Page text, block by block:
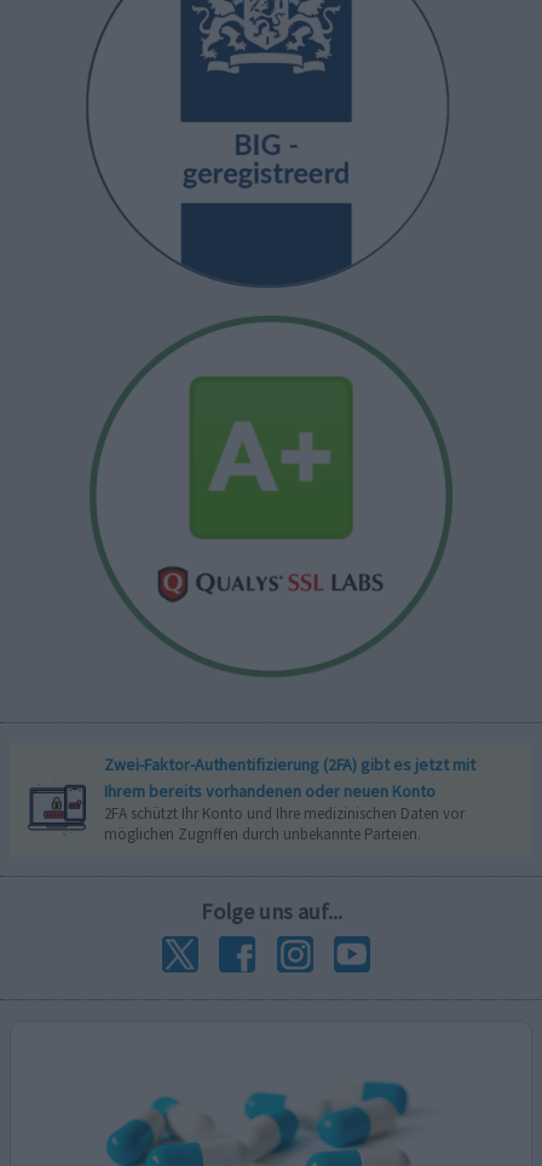
Zwei-Faktor-Authentifizierung (2FA) gibt es jetzt mit
Ihrem bereits vorhandenen oder neuen Konto
2FA schützt Ihr Konto und Ihre medizinischen Daten vor
möglichen Zugriffen durch unbekannte Parteien.
Folge uns auf...